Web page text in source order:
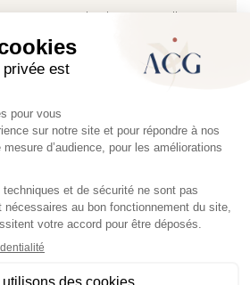
Ces recherches peuvent aller au-